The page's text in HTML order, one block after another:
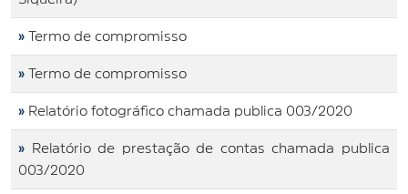
» Termo de compromisso
» Termo de compromisso
» Relatório fotográfico chamada publica 003/2020
»
Relatório de prestação de contas chamada publica
003/2020